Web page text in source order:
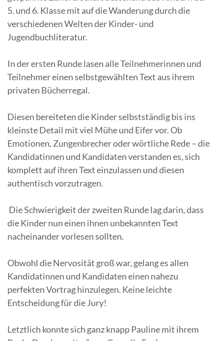
5. und 6. Klasse mit auf die Wanderung durch die
verschiedenen Welten der Kinder- und
Jugendbuchliteratur.
In der ersten Runde lasen alle Teilnehmerinnen und
Teilnehmer einen selbstgewählten Text aus ihrem
privaten Bücherregal.
Diesen bereiteten die Kinder selbstständig bis ins
kleinste Detail mit viel Mühe und Eifer vor. Ob
Emotionen, Zungenbrecher oder wörtliche Rede – die
Kandidatinnen und Kandidaten verstanden es, sich
komplett auf ihren Text einzulassen und diesen
authentisch vorzutragen.
Die Schwierigkeit der zweiten Runde lag darin, dass
die Kinder nun einen ihnen unbekannten Text
nacheinander vorlesen sollten.
Obwohl die Nervosität groß war, gelang es allen
Kandidatinnen und Kandidaten einen nahezu
perfekten Vortrag hinzulegen. Keine leichte
Entscheidung für die Jury!
Letztlich konnte sich ganz knapp Pauline mit ihrem